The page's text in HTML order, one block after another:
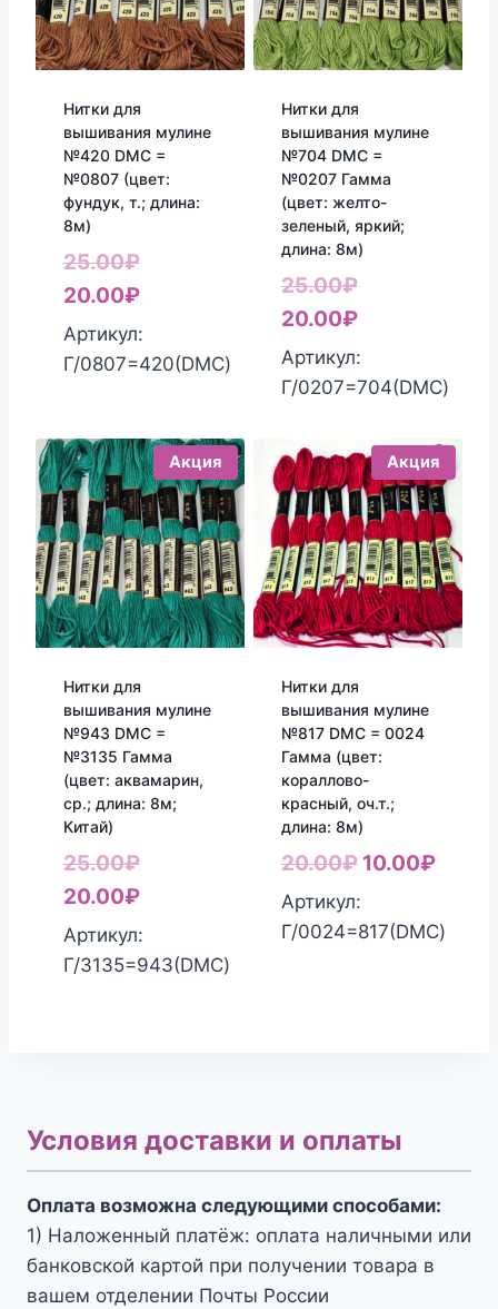
Нитки для
вышивания мулине
№420 DMC =
№0807 (цвет:
фундук, т.; длина:
8м)
25.00₽Первоначальная
цена
составляла
25.00₽.
20.00₽Текущая
цена:
20.00₽.
Артикул:
Г/0807=420(DMC)
Нитки для
вышивания мулине
№704 DMC =
№0207 Гамма
(цвет: желто-
зеленый, яркий;
длина: 8м)
25.00₽
цена
составляла
25.00₽.
20.00₽Текущая
цена:
20.00₽.
Артикул:
Г/0207=704(DMC)
Акция
Нитки для
вышивания мулине
№943 DMC =
№3135 Гамма
(цвет: аквамарин,
ср.; длина: 8м;
Китай)
25.00₽Первоначальная
цена
составляла
25.00₽.
20.00₽Текущая
цена:
20.00₽.
Артикул:
Г/3135=943(DMC)
Акция
Нитки для
вышивания мулине
№817 DMC = 0024
Гамма (цвет:
кораллово-
красный, оч.т.;
длина: 8м)
20.00₽
составляла
10.00₽
Артикул:
Г/0024=817(DMC)
Условия доставки и оплаты
Оплата возможна следующими способами:
1) Наложенный платёж: оплата наличными или
банковской картой при получении товара в
вашем отделении Почты России